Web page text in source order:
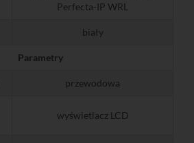
Perfecta-IP WRL
biały
Parametry
przewodowa
wyświetlacz LCD